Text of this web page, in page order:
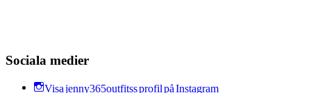
Sociala medier
Visa jenny365outfitss profil på Instagram